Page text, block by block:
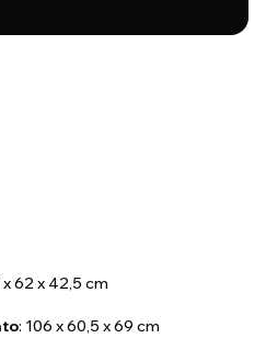
x 62 x 42,5 cm
: 106 x 60,5 x 69 cm